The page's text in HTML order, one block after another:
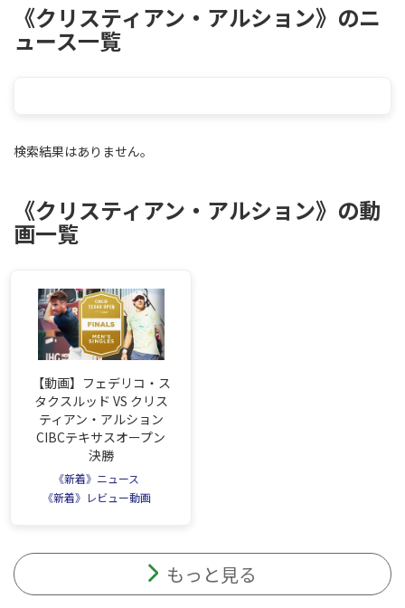
《クリスティアン・アルション》のニ
ュース一覧
検索結果はありません。
《クリスティアン・アルション》の動
画一覧
【動画】フェデリコ・ス
タクスルッド VS クリス
ティアン・アルション
CIBCテキサスオープン
決勝
《新着》ニュース
《新着》レビュー動画
もっと見る